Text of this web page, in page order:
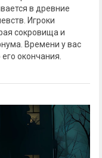
в древние
Игроки
сокровища и
Времени у вас
окончания.